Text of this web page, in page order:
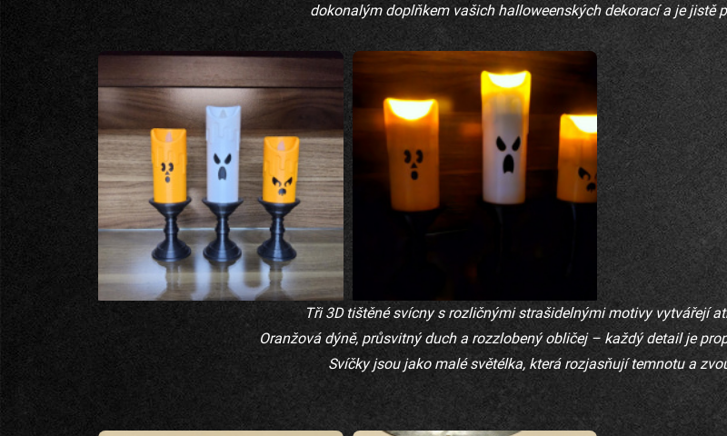
dokonalým doplňkem vašich halloweenských dekorací a je jistě
Tři 3D tištěné svícny s rozličnými strašidelnými motivy vytvářejí
Oranžová dýně, průsvitný duch a rozzlobený obličej – každý detail je
Svíčky jsou jako malé světélka, která rozjasňují temnotu a